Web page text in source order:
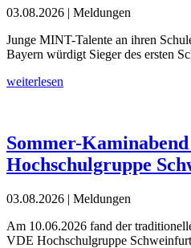
03.08.2026 | Meldungen
Junge MINT-Talente an ihren
Bayern würdigt Sieger des ersten
weiterlesen
Sommer-
Hochschulgruppe
03.08.2026 | Meldungen
Am 10.06.2026 fand der
VDE Hochschulgruppe